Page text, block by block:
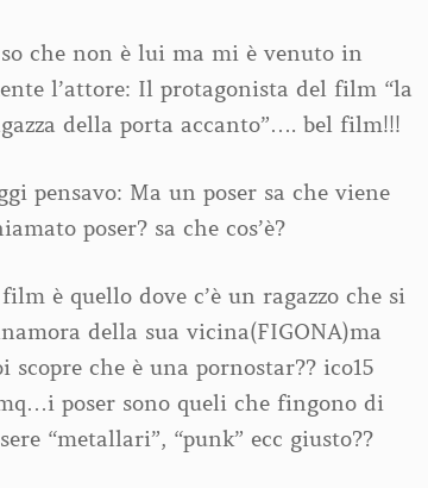
che non è lui ma mi è venuto in
l’attore: Il protagonista del film “la
della porta accanto”…. bel film!!!
pensavo: Ma un poser sa che viene
poser? sa che cos’è?
è quello dove c’è un ragazzo che si
della sua vicina(FIGONA)ma
scopre che è una pornostar?? ico15
poser sono queli che fingono di
“metallari”, “punk” ecc giusto??